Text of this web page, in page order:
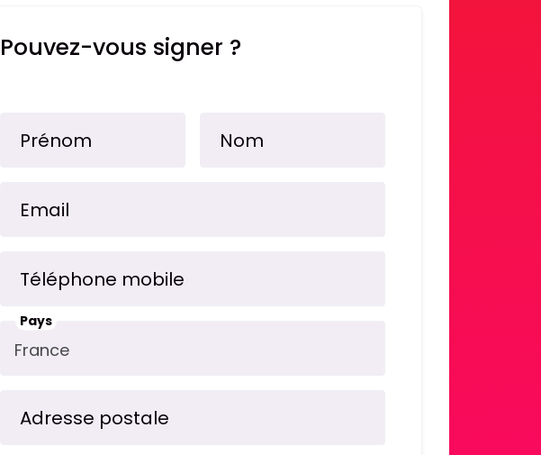
Pouvez-vous signer ?
Prénom Nom
Email
Téléphone mobile
Pays
Adresse postale